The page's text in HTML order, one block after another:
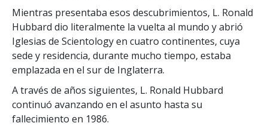
Mientras presentaba esos descubrimientos, L. Ronald
Hubbard dio literalmente la vuelta al mundo y abrió
Iglesias de Scientology en cuatro continentes, cuya
sede y residencia, durante mucho tiempo, estaba
emplazada en el sur de Inglaterra.
A través de años siguientes, L. Ronald Hubbard
continuó avanzando en el asunto hasta su
fallecimiento en 1986.